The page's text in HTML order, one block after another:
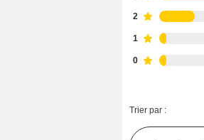
2
1
0
Trier par :